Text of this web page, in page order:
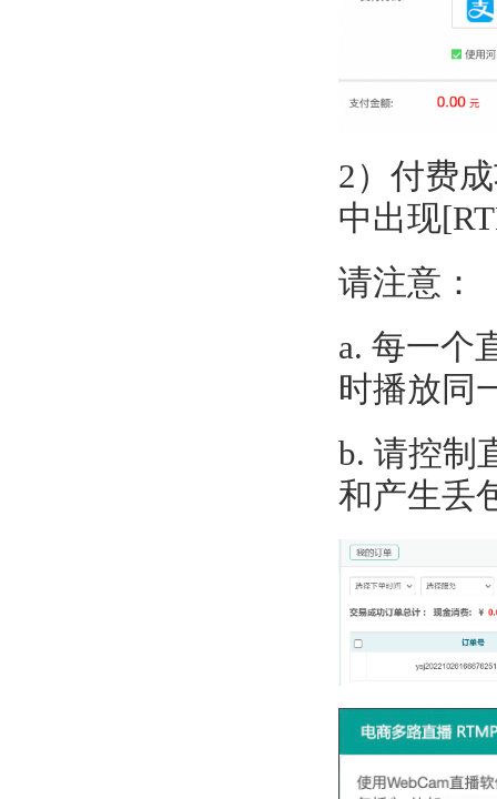
2） 付费
中出现
请注意：
a. 每一个
时播放同
b. 请控制
和产生丢